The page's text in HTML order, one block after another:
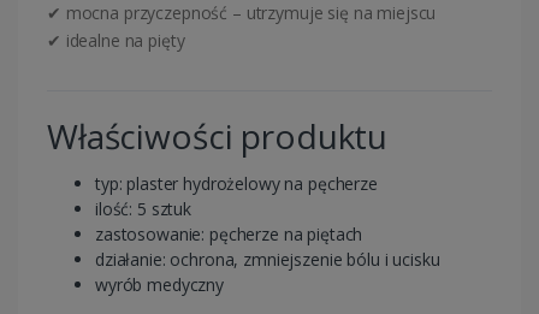
✔ mocna przyczepność – utrzymuje się na miejscu
✔ idealne na pięty
Właściwości produktu
typ: plaster hydrożelowy na pęcherze
ilość: 5 sztuk
zastosowanie: pęcherze na piętach
działanie: ochrona, zmniejszenie bólu i ucisku
wyrób medyczny